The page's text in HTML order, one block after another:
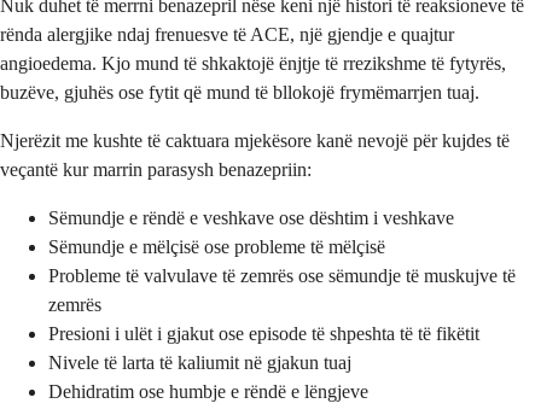
Nuk duhet të merrni benazepril nëse keni një histori të reaksioneve të
rënda alergjike ndaj frenuesve të ACE, një gjendje e quajtur
angioedema. Kjo mund të shkaktojë ënjtje të rrezikshme të fytyrës,
buzëve, gjuhës ose fytit që mund të bllokojë frymëmarrjen tuaj.
Njerëzit me kushte të caktuara mjekësore kanë nevojë për kujdes të
veçantë kur marrin parasysh benazepriin:
Sëmundje e rëndë e veshkave ose dështim i veshkave
Sëmundje e mëlçisë ose probleme të mëlçisë
Probleme të valvulave të zemrës ose sëmundje të muskujve të
zemrës
Presioni i ulët i gjakut ose episode të shpeshta të të fikëtit
Nivele të larta të kaliumit në gjakun tuaj
Dehidratim ose humbje e rëndë e lëngjeve